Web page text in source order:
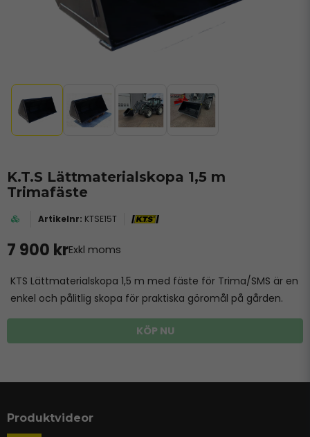
K.T.S Lättmaterialskopa 1,5 m
Trimafäste
KTSE15T
7 900 krExkl moms
KTS Lättmaterialskopa 1,5 m med fäste för Trima/SMS är en
enkel och pålitlig skopa för praktiska göromål på gården.
KÖP NU
Produktvideor